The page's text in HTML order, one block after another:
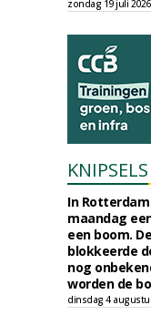
zondag 19 juli 2026
KNIPSELS
In
maandag
een boom.
blokkeerde
nog
worden de
dinsdag 4